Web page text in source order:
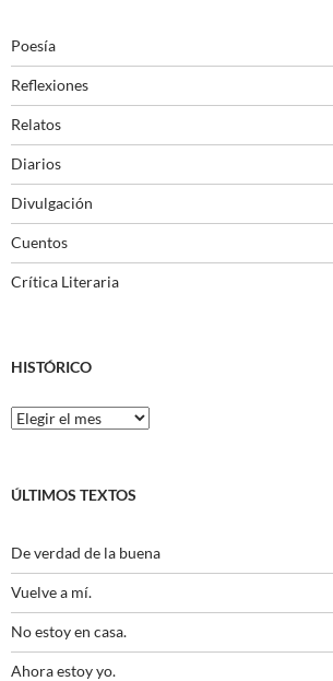
Poesía
Reflexiones
Relatos
Diarios
Divulgación
Cuentos
Crítica Literaria
HISTÓRICO
Histórico
ÚLTIMOS TEXTOS
De verdad de la buena
Vuelve a mí.
No estoy en casa.
Ahora estoy yo.